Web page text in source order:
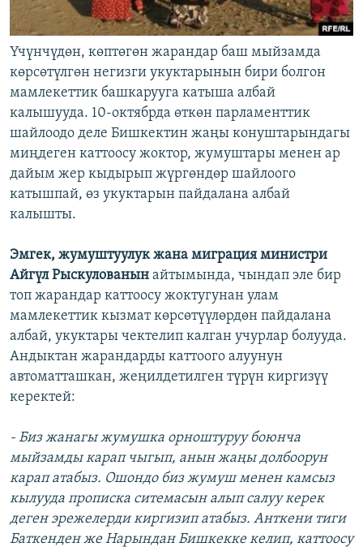
Үчүнчүдөн, көптөгөн жарандар баш мыйзамда
көрсөтүлгөн негизги укуктарынын бири болгон
мамлекеттик башкарууга катыша албай
калышууда. 10-октябрда өткөн парламенттик
шайлоодо деле Бишкектин жаңы конуштарындагы
миңдеген каттоосу жоктор, жумуштары менен ар
дайым жер кыдырып жүргөндөр шайлоого
катышпай, өз укуктарын пайдалана албай
калышты.
Эмгек, жумуштуулук жана миграция министри
Айгүл Рыскулованын айтымында, чындап эле бир
топ жарандар каттоосу жоктугунан улам
мамлекеттик кызмат көрсөтүүлөрдөн пайдалана
албай, укуктары чектелип калган учурлар болууда.
Андыктан жарандарды каттоого алуунун
автоматташкан, жеңилдетилген түрүн киргизүү
керектей:
- Биз жанагы жумушка орноштуруу боюнча
мыйзамды карап чыгып, анын жаңы долбоорун
карап атабыз. Ошондо биз жумуш менен камсыз
кылууда прописка ситемасын алып салуу керек
деген эрежелерди киргизип атабыз. Анткени тиги
Баткенден же Нарындан Бишкекке келип, каттоосу